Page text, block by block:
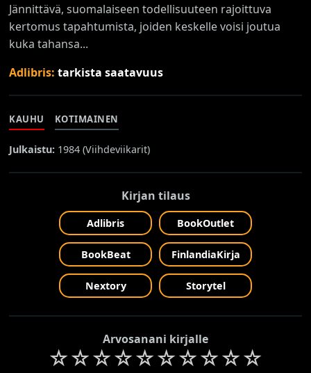
Jännittävä, suomalaiseen todellisuuteen rajoittuva
kertomus tapahtumista, joiden keskelle voisi joutua
kuka tahansa...
Adlibris:tarkista saatavuus
KAUHU KOTIMAINEN
Julkaistu: 1984 (Viihdeviikarit)
Kirjan tilaus
Adlibris BookOutlet
BookBeat FinlandiaKirja
Nextory Storytel
Arvosanani kirjalle
☆☆☆☆☆☆☆☆☆☆